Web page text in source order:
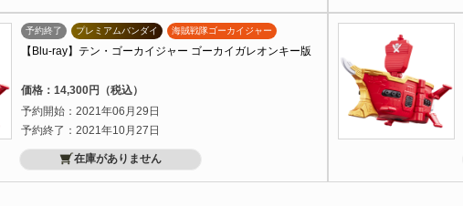
予約終了 プレミアムバンダイ 海賊戦隊ゴーカイジャー
【Blu-ray】テン・ゴーカイジャー ゴーカイガレオンキー版
価格：14,300円（税込）
予約開始：2021年06月29日
予約終了：2021年10月27日
在庫がありません